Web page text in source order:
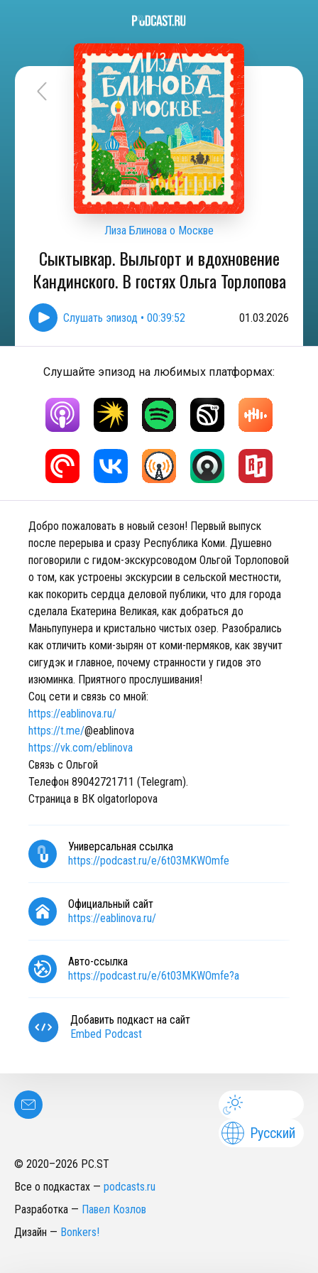
Лиза Блинова о Москве
Сыктывкар. Выльгорт и вдохновение
Кандинского. В гостях Ольга Торлопова
Слушать эпизод • 00:39:52 01.03.2026
Слушайте эпизод на любимых платформах:
Добро пожаловать в новый сезон! Первый выпуск
после перерыва и сразу Республика Коми. Душевно
поговорили с гидом-экскурсоводом Ольгой Торлоповой
о том, как устроены экскурсии в сельской местности,
как покорить сердца деловой публики, что для города
сделала Екатерина Великая, как добраться до
Маньпупунера и кристально чистых озер. Разобрались
как отличить коми-зырян от коми-пермяков, как звучит
сигудэк и главное, почему странности у гидов это
изюминка. Приятного прослушивания!
Соц сети и связь со мной:
https://eablinova.ru/
https://t.me/@eablinova
https://vk.com/eblinova
Связь с Ольгой
Телефон 89042721711 (Telegram).
Страница в ВК olgatorlopova
Универсальная ссылка
https://podcast.ru/e/6t03MKWOmfe
Официальный сайт
https://eablinova.ru/
Авто-ссылка
https://podcast.ru/e/6t03MKWOmfe?a
Добавить подкаст на сайт
Embed Podcast
Русский
© 2020–2026 PC.ST
Все о подкастах — podcasts.ru
Разработка — Павел Козлов
Дизайн — Bonkers!